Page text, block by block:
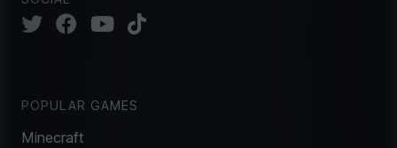
POPULAR GAMES
Minecraft